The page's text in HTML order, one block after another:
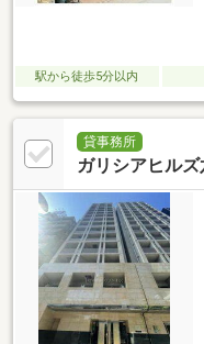
駅から徒歩5分以内
貸事務所
ガリシアヒル